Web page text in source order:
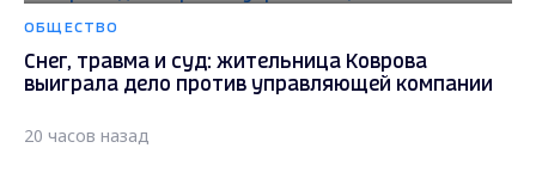
ОБЩЕСТВО
Снег, травма и суд: жительница Коврова
выиграла дело против управляющей компании
20 часов назад